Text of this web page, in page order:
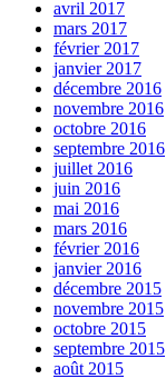
avril 2017
mars 2017
février 2017
janvier 2017
décembre 2016
novembre 2016
octobre 2016
septembre 2016
juillet 2016
juin 2016
mai 2016
mars 2016
février 2016
janvier 2016
décembre 2015
novembre 2015
octobre 2015
septembre 2015
août 2015